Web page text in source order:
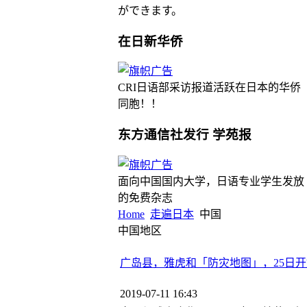
ができます。
在日新华侨
CRI日语部采访报道活跃在日本的华侨
同胞！！
东方通信社发行 学苑报
面向中国国内大学，日语专业学生发放
的免费杂志
Home 走遍日本 中国
中国地区
广岛县，雅虎和「防灾地图」，25日
2019-07-11 16:43